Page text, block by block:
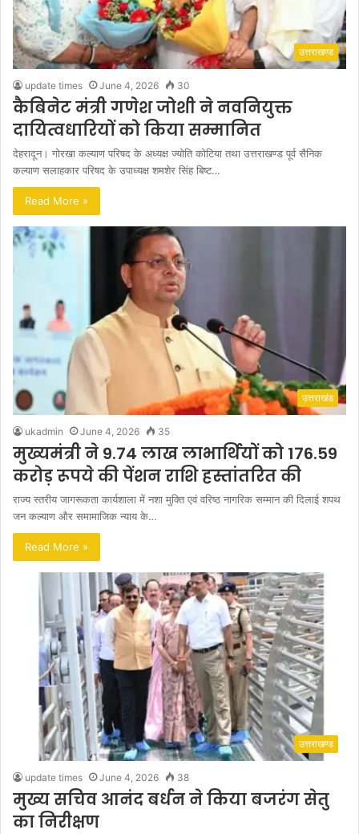
उत्तराखण्ड
update times June 4, 2026 30
कैबिनेट मंत्री गणेश जोशी ने नवनियुक्त
दायित्वधारियों को किया सम्मानित
देहरादून। गोरखा कल्याण परिषद के अध्यक्ष ज्योति कोटिया तथा उत्तराखण्ड पूर्व सैनिक
कल्याण सलाहकार परिषद के उपाध्यक्ष शमशेर सिंह बिष्ट…
Read More »
उत्तराखंड
ukadmin June 4, 2026 35
मुख्यमंत्री ने 9.74 लाख लाभार्थियों को 176.59
करोड़ रूपये की पेंशन राशि हस्तांतरित की
राज्य स्तरीय जागरूकता कार्यशाला में नशा मुक्ति एवं वरिष्ठ नागरिक सम्मान की दिलाई शपथ
जन कल्याण और समामाजिक न्याय के…
Read More »
उत्तराखण्ड
update times June 4, 2026 38
मुख्य सचिव आनंद बर्धन ने किया बजरंग सेतु
का निरीक्षण